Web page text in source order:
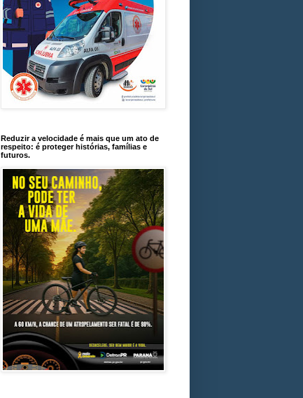
Reduzir a velocidade é mais que um ato de
respeito: é proteger histórias, famílias e
futuros.